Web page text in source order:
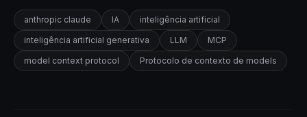
anthropic claude IA
inteligência artificial
inteligência artificial generativa
LLM
MCP
model context protocol
Protocolo de contexto de models